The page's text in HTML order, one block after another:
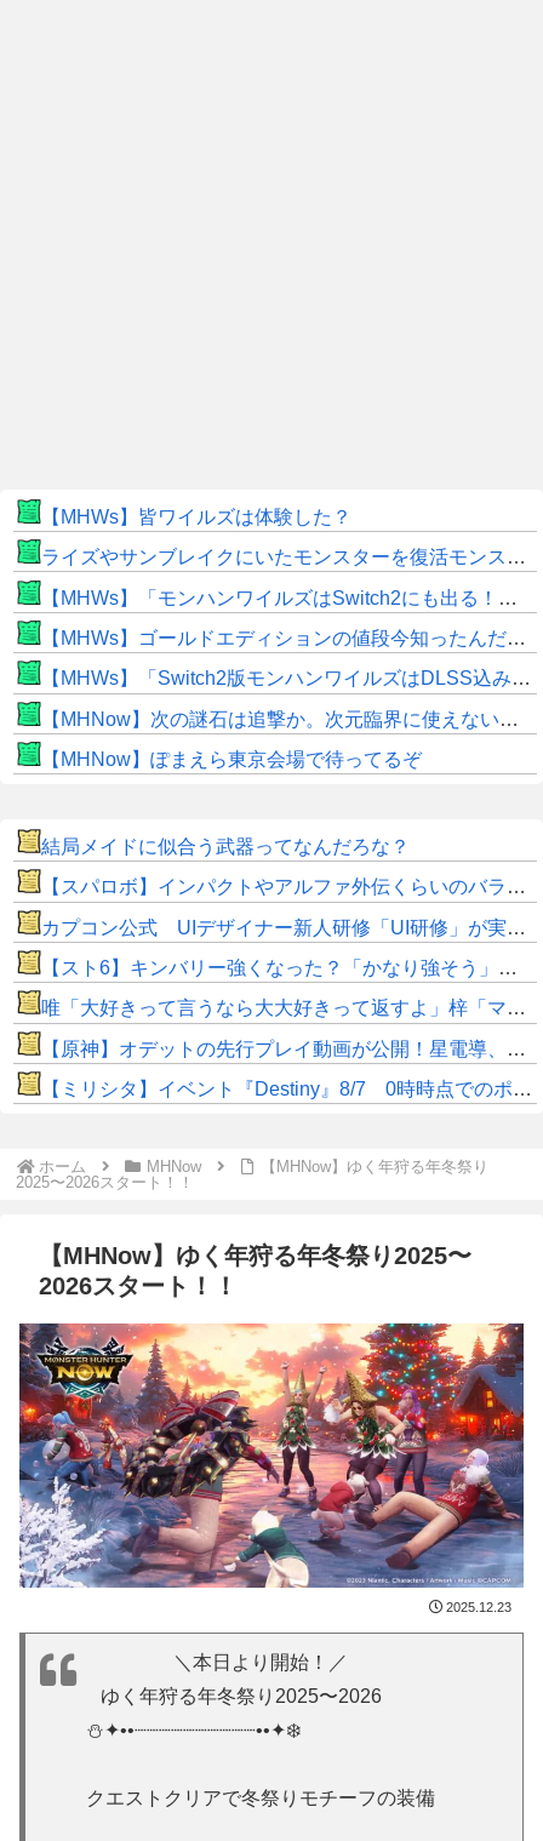
【MHWs】皆ワイルズは体験した？
ライズやサンブレイクにいたモンスターを復活モンスターと呼ぶのはやめよう
【MHWs】「モンハンワイルズはSwitch2にも出る！」👈こいつにかけたい言葉ｗｗｗｗｗｗｗｗｗ
【MHWs】ゴールドエディションの値段今知ったんだけどやっっっっっっすwwwww
【MHWs】「Switch2版モンハンワイルズはDLSS込みで最大1440p動作」
【MHNow】次の謎石は追撃か。次元臨界に使えない時点で闘気活性以下のスキルだわ
【MHNow】ぽまえら東京会場で待ってるぞ
結局メイドに似合う武器ってなんだろな？
【スパロボ】インパクトやアルファ外伝くらいのバランス求む！！ → インパクトも最終的にはコアブースターで雑魚は一撃で倒せてたけどね
カプコン公式 UIデザイナー新人研修「UI研修」が実装まで進みました！
【スト6】キンバリー強くなった？「かなり強そう」「勝てなくなった」
唯「大好きって言うなら大大好きって返すよ」梓「マジですか！？大好き！唯先輩好き好き大好き！」ﾊｧﾊｧ唯「お、おう」
【原神】オデットの先行プレイ動画が公開！星電導、星拡散両方で使える⁉
【ミリシタ】イベント『Destiny』8/7 0時時点でのポイント、ハイスコアのボーダー
ホーム MHNow
【MHNow】ゆく年狩る年冬祭り
2025〜2026スタート！！
【MHNow】ゆく年狩る年冬祭り2025〜
2026スタート！！
2025.12.23
⠀⠀⠀⠀⠀⠀＼本日より開始！／
⠀ゆく年狩る年冬祭り2025〜2026
⛄✦••┈┈┈┈┈┈┈┈┈┈••✦❄️
クエストクリアで冬祭りモチーフの装備